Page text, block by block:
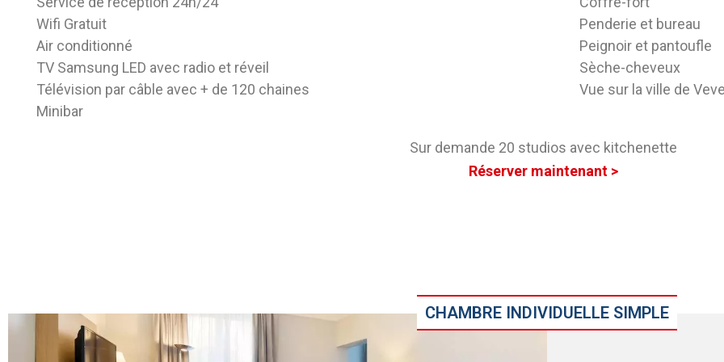
Wifi Gratuit
Air conditionné
TV Samsung LED avec radio et réveil
Télévision par câble avec + de 120 chaines
Minibar
Penderie et bureau
Peignoir et pantoufle
Sèche-cheveux
Vue sur la ville de
Sur demande 20 studios avec kitchenette
Réserver maintenant >
CHAMBRE INDIVIDUELLE SIMPLE